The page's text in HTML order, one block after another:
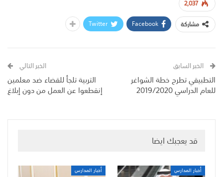
2,037
مشاركة
Facebook
Twitter
الخبر السابق
التطبيقي تطرح خطة الشواغر
للعام الدراسي 2019/2020
الخبر التالي
التربية تلجأ للقضاء ضد معلمين
إنقطعوا عن العمل من دون إبلاغ
قد يعجبك ايضا
أخبار المدارس أخبار المدارس